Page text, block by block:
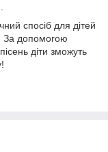
спосіб для дітей
За допомогою
діти зможуть